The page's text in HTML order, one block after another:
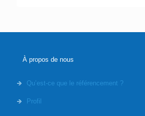
À propos de nous
Qu’est-ce que le référencement ?
Profil